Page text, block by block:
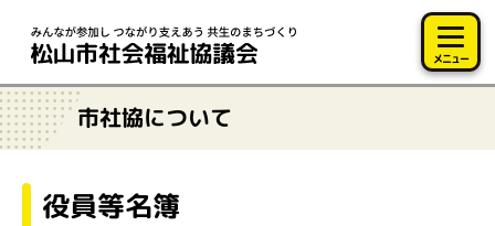
メニュー
市社協について
役員等名簿